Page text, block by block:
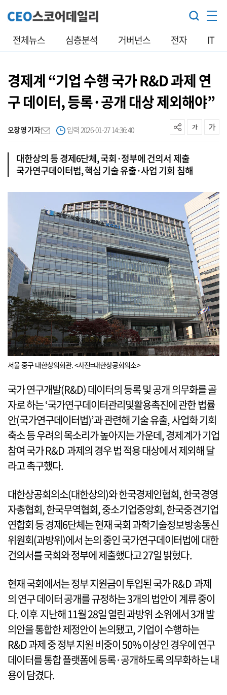
전체뉴스 심층분석 거버넌스 전자 IT
경제계 “기업 수행 국가 R&D 과제 연
구 데이터, 등록·공개 대상 제외해야”
오창영 기자 입력 2026-01-27 14:36:40
대한상의 등 경제6단체, 국회·정부에 건의서 제출
국가연구데이터법, 핵심 기술 유출·사업 기회 침해
서울 중구 대한상의회관. <사진=대한상공회의소>
국가 연구개발(R&D) 데이터의 등록 및 공개 의무화를 골
자로 하는 ‘국가연구데이터관리및활용촉진에 관한 법률
안(국가연구데이터법)’과 관련해 기술 유출, 사업화 기회
축소 등 우려의 목소리가 높아지는 가운데, 경제계가 기업
참여 국가 R&D 과제의 경우 법 적용 대상에서 제외해 달
라고 촉구했다.
대한상공회의소(대한상의)와 한국경제인협회, 한국경영
자총협회, 한국무역협회, 중소기업중앙회, 한국중견기업
연합회 등 경제6단체는 현재 국회 과학기술정보방송통신
위원회(과방위)에서 논의 중인 국가연구데이터법에 대한
건의서를 국회와 정부에 제출했다고 27일 밝혔다.
현재 국회에서는 정부 지원금이 투입된 국가 R&D 과제
의 연구 데이터 공개를 규정하는 3개의 법안이 계류 중이
다. 이후 지난해 11월 28일 열린 과방위 소위에서 3개 발
의안을 통합한 제정안이 논의됐고, 기업이 수행하는
R&D 과제 중 정부 지원 비중이 50% 이상인 경우에 연구
데이터를 통합 플랫폼에 등록·공개하도록 의무화하는 내
용이 담겼다.